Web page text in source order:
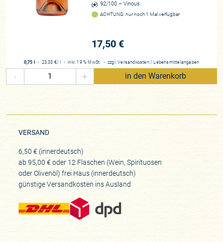
92/100 – Vinous
ACHTUNG: nur noch 1 Mal verfügbar
17,50 €
0,75 l ・ 23,33 €/ l ・inkl. 19 % MwSt. ・ zzgl.Versandkosten / Lebensmittelangaben
- + in den Warenkorb
VERSAND
6,50 € (innerdeutsch)
ab 95,00 € oder 12 Flaschen (Wein, Spirituosen
oder Olivenöl) frei Haus (innerdeutsch)
günstige Versandkosten ins Ausland